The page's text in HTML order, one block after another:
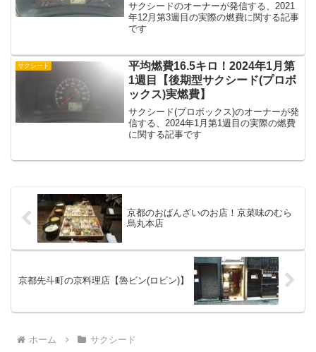
サクシードのオーナーが発信する、2021
年12月第3週目の実際の燃費に関する記事
です
サクシード
平均燃費16.5キロ！2024年1月第
1週目【後期型サクシード(プロボ
ックス)実燃費】
サクシード(プロボックス)のオーナーが発
信する、2024年1月第1週目の実際の燃費
に関する記事です
京都のおばんざいのお店！京菜味のむら
烏丸本店
京都先斗町の京料理店【魯ビン(ロビン)】
ホーム サクシード